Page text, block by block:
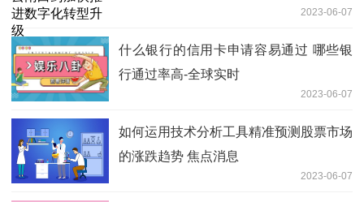
2023-06-07
什么银行的信用卡申请容易通过 哪些银
行通过率高-全球实时
2023-06-07
如何运用技术分析工具精准预测股票市场
的涨跌趋势 焦点消息
2023-06-07